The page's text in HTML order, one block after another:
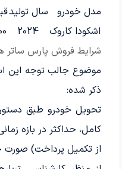
شرایط فروش پارس ساتر
مدل خودرو سال تولید
اشکودا کاروک
2024
موضوع جالب توجه این
ذکر شده:
تحویل خودرو طبق
از تکمیل پرداخت) صورت